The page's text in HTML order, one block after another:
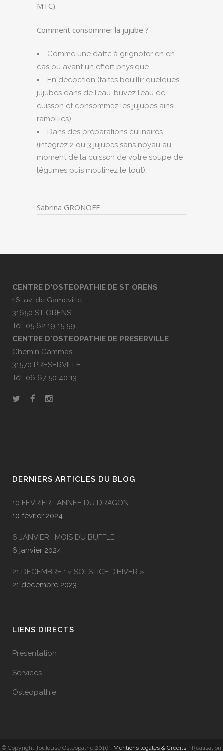
MTC).
Comment consommer la jujube ?
Comme une datte à grignoter en en-
cas ou avant un effort physique.
En décoction (faites bouillir quelques
jujubes dans de l’eau, buvez l’eau de
cuisson et consommez les jujubes ainsi
ramollies).
Dans des préparations culinaires
(intégrez 2 ou 3 jujubes sans noyau au
moment de la cuisson de votre soupe de
légumes puis moulinez le tout).
Sabrina GRONOFF
CENTRE D'OSTEOPATHIE DE ST ORENS
16, av. de Gameville
31650 ST ORENS
Tél: 05 62 19 15 59
CENTRE D'OSTEOPATHIE DE PRESERVILLE
Chemin Cammas
31570 PRESERVILLE
Tél: 06 67 50 40 13
DERNIERS ARTICLES DU BLOG
10 FEVRIER : ANNEE DU DRAGON
10 février 2024
6 JANVIER : MOIS DU BUFFLE
6 janvier 2024
21 DECEMBRE : « SOLSTICE D’HIVER »
21 décembre 2023
LIENS DIRECTS
Présentation
Services
Ostéopathie
© Copyright Toulouse Ostéopathe 2016 - Mentions légales & Crédits - Réalisation